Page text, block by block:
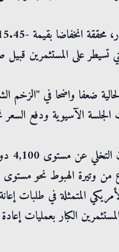
على المستثمرين قبيل
ضعفا واضحا في "الزخم
الجلسة الآسيوية ودفع
المتمثلة في طلبات
الكبار بعمليات